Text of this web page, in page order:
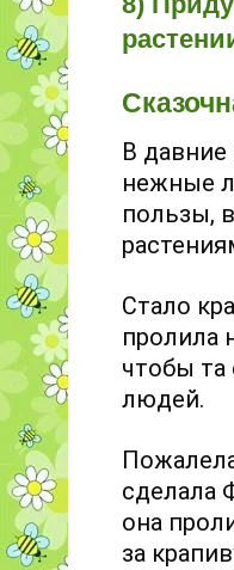
В давние
нежные
пользы,
Стало
пролила
чтобы та
людей.
сделала
она
за